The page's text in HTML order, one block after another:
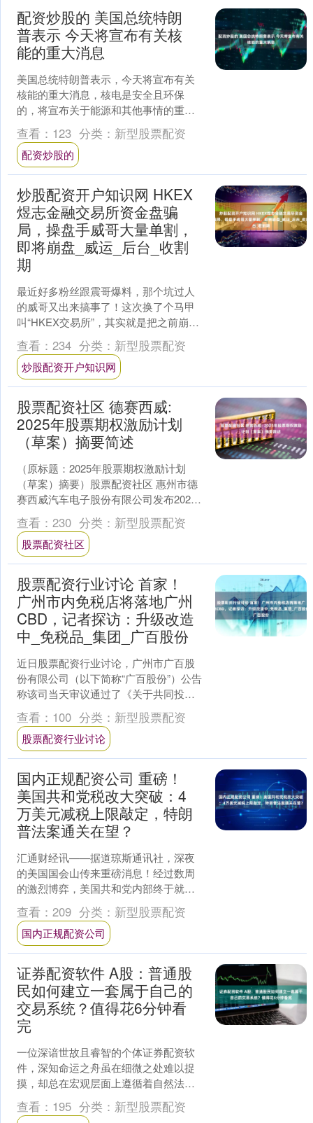
配资炒股的 美国总统特朗
普表示 今天将宣布有关核
能的重大消息
美国总统特朗普表示，今天将宣布有关
核能的重大消息，核电是安全且环保
的，将宣布关于能源和其他事情的重大
声明。....
查看： 123 分类： 新型股票配资
配资炒股的
炒股配资开户知识网 HKEX
煜志金融交易所资金盘骗
局，操盘手威哥大量单割，
即将崩盘_威运_后台_收割
期
最近好多粉丝跟震哥爆料，那个坑过人
的威哥又出来搞事了！这次换了个马甲
叫“HKEX交易所”，其实就是把之前崩盘
的“威运”换个壳继续骗。这哥们儿套路都
不带变的——套....
查看： 234 分类： 新型股票配资
炒股配资开户知识网
股票配资社区 德赛西威:
2025年股票期权激励计划
（草案）摘要简述
（原标题：2025年股票期权激励计划
（草案）摘要）股票配资社区 惠州市德
赛西威汽车电子股份有限公司发布2025
年股票期权激励计划（草案）摘要。本
激励计划依据相关....
查看： 230 分类： 新型股票配资
股票配资社区
股票配资行业讨论 首家！
广州市内免税店将落地广州
CBD，记者探访：升级改造
中_免税品_集团_广百股份
近日股票配资行业讨论，广州市广百股
份有限公司（以下简称“广百股份”）公告
称该司当天审议通过了《关于共同投资
设立广州市内免税店有限公司暨关联交
易的议案》，同日公司....
查看： 100 分类： 新型股票配资
股票配资行业讨论
国内正规配资公司 重磅！
美国共和党税改大突破：4
万美元减税上限敲定，特朗
普法案通关在望？
汇通财经讯——据道琼斯通讯社，深夜
的美国国会山传来重磅消息！经过数周
的激烈博弈，美国共和党内部终于就最
具争议的\"州和地方税减免上限\"问题达
成历史性妥协——4....
查看： 209 分类： 新型股票配资
国内正规配资公司
证券配资软件 A股：普通股
民如何建立一套属于自己的
交易系统？值得花6分钟看
完
一位深谙世故且睿智的个体证券配资软
件，深知命运之舟虽在细微之处难以捉
摸，却总在宏观层面上遵循着自然法则
与社会脉络的轨迹，故而时常以高瞻远
瞩之姿，勾勒个人未来的蓝....
查看： 195 分类： 新型股票配资